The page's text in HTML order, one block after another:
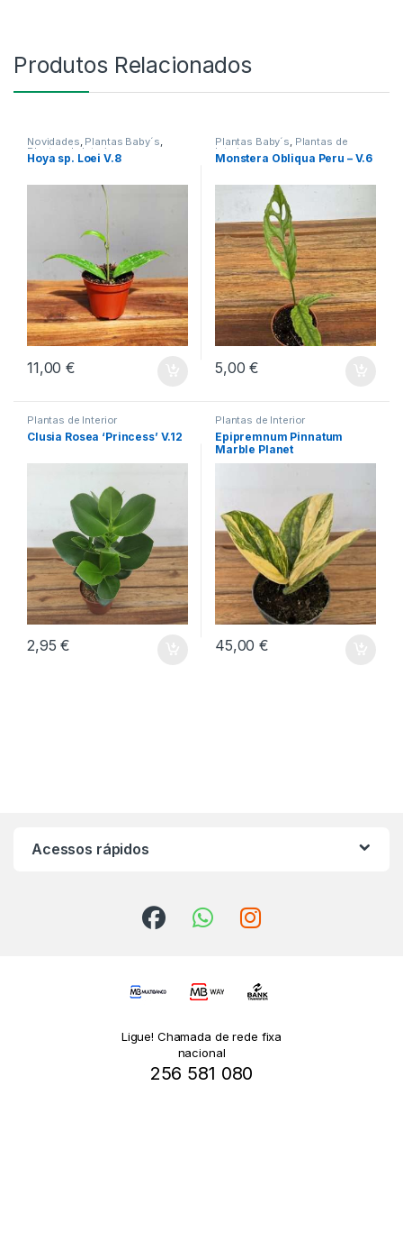
Produtos Relacionados
Novidades, Plantas Baby´s,
Plantas de Interior
Hoya sp. Loei V.8
11,00€
Plantas Baby´s, Plantas de
Interior
Monstera Obliqua Peru – V.6
5,00€
Plantas de Interior
Clusia Rosea ‘Princess’ V.12
2,95€
Plantas de Interior
Epipremnum Pinnatum
Marble Planet
45,00€
Acessos rápidos
Ligue! Chamada de rede fixa
nacional
256 581 080